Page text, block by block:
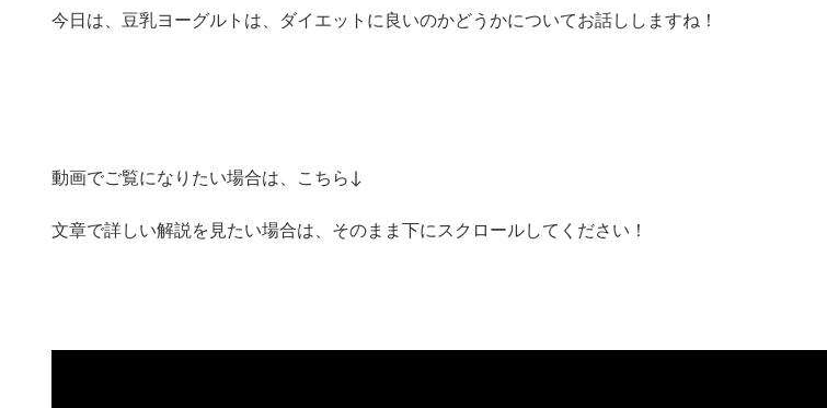
今日は、豆乳ヨーグルトは、ダイエットに良いのかどうかについてお話ししますね！
動画でご覧になりたい場合は、こちら↓
文章で詳しい解説を見たい場合は、そのまま下にスクロールしてください！